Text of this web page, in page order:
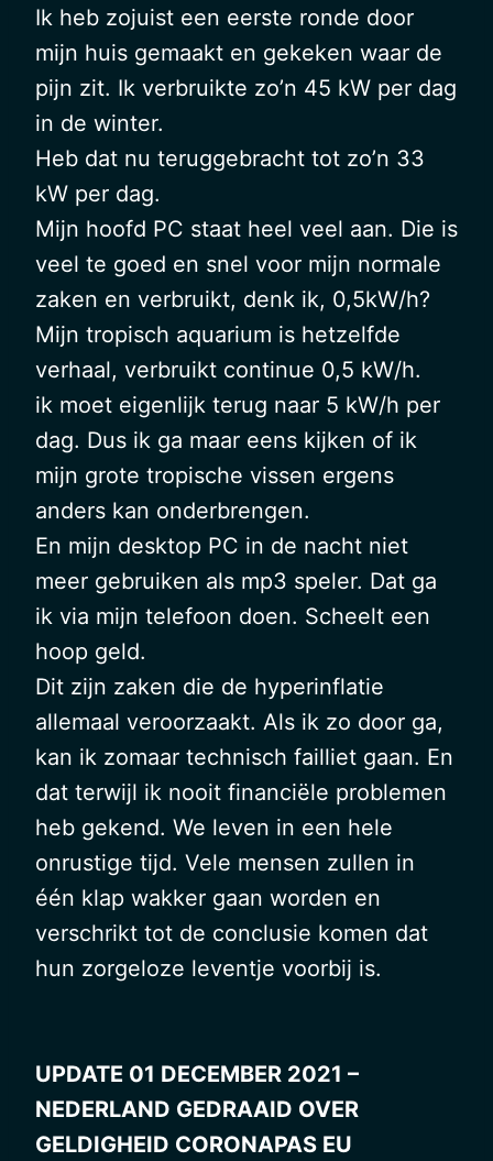
Ik heb zojuist een eerste ronde door
mijn huis gemaakt en gekeken waar de
pijn zit. Ik verbruikte zo’n 45 kW per dag
in de winter.
Heb dat nu teruggebracht tot zo’n 33
kW per dag.
Mijn hoofd PC staat heel veel aan. Die is
veel te goed en snel voor mijn normale
zaken en verbruikt, denk ik, 0,5kW/h?
Mijn tropisch aquarium is hetzelfde
verhaal, verbruikt continue 0,5 kW/h.
ik moet eigenlijk terug naar 5 kW/h per
dag. Dus ik ga maar eens kijken of ik
mijn grote tropische vissen ergens
anders kan onderbrengen.
En mijn desktop PC in de nacht niet
meer gebruiken als mp3 speler. Dat ga
ik via mijn telefoon doen. Scheelt een
hoop geld.
Dit zijn zaken die de hyperinflatie
allemaal veroorzaakt. Als ik zo door ga,
kan ik zomaar technisch failliet gaan. En
dat terwijl ik nooit financiële problemen
heb gekend. We leven in een hele
onrustige tijd. Vele mensen zullen in
één klap wakker gaan worden en
verschrikt tot de conclusie komen dat
hun zorgeloze leventje voorbij is.
UPDATE 01 DECEMBER 2021 –
NEDERLAND GEDRAAID OVER
GELDIGHEID CORONAPAS EU